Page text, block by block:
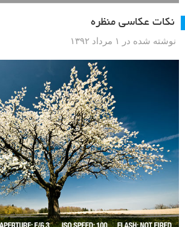
نکات عکاسی منظره
نوشته شده در ۱ مرداد ۱۳۹۲